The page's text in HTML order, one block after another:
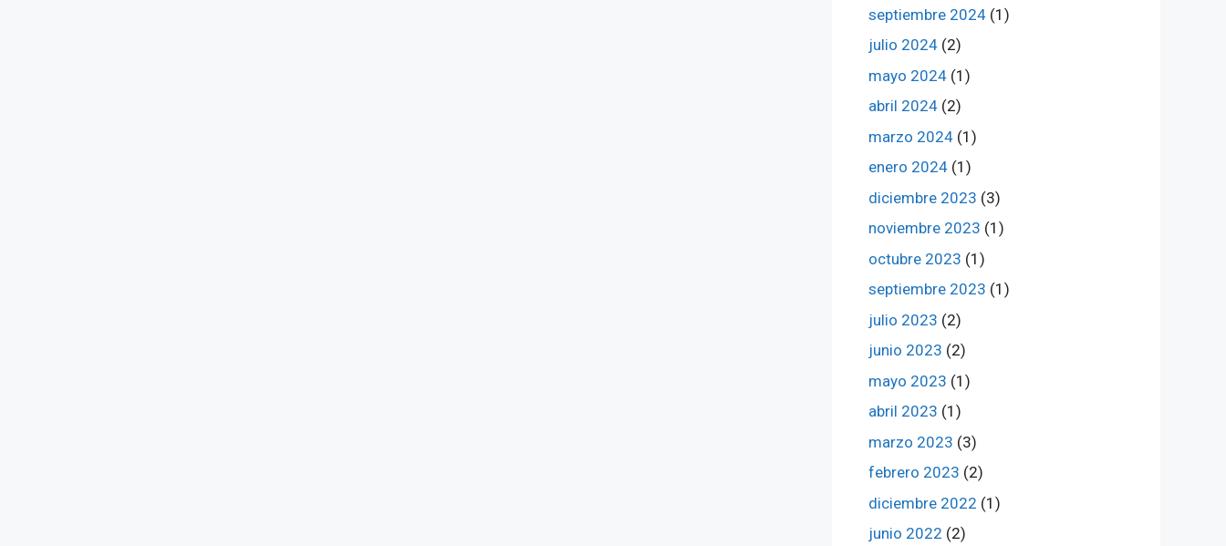
septiembre 2024 (1)
julio 2024 (2)
mayo 2024 (1)
abril 2024 (2)
marzo 2024 (1)
enero 2024 (1)
diciembre 2023 (3)
noviembre 2023 (1)
octubre 2023 (1)
septiembre 2023 (1)
julio 2023 (2)
junio 2023 (2)
mayo 2023 (1)
abril 2023 (1)
marzo 2023 (3)
febrero 2023 (2)
diciembre 2022 (1)
junio 2022 (2)